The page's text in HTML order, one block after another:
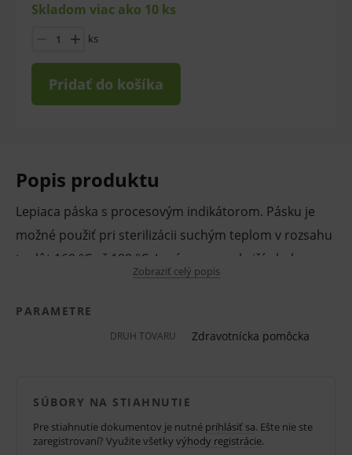
Skladom viac ako 10 ks
ks
Pridať do košíka
Popis produktu
Lepiaca páska s procesovým indikátorom. Pásku je
možné použiť pri sterilizácii suchým teplom v rozsahu
teplôt 160 °C až 180 °C. Lepí sa na vonkajší obal
sterilizovaných predmetov. Test zmení farbu
zo zelenej na hnedú až čiernu.
Vlastnosti a výhody:
lepiaca páska
Zobraziť celý popis
PARAMETRE
DRUH TOVARU Zdravotnícka pomôcka
SÚBORY NA STIAHNUTIE
Pre stiahnutie dokumentov je nutné prihlásiť sa. Ešte nie ste
zaregistrovaní? Využite všetky výhody registrácie.